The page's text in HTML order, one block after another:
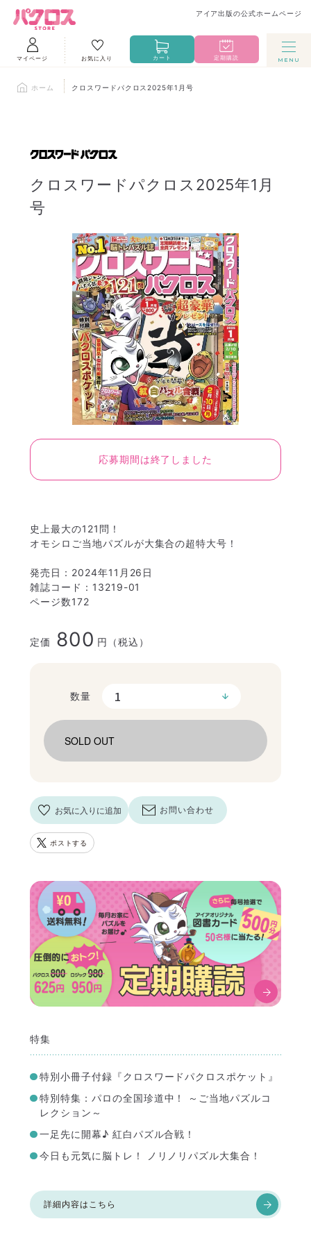
アイア出版の公式ホームページ
マイページ お気に入り カート 定期購読
ホーム クロスワードパクロス2025年1月号
クロスワードパクロス2025年1月
号
史上最大の121問！
オモシロご当地パズルが大集合の超特大号！
発売日：2024年11月26日
雑誌コード：13219-01
ページ数172
定価 800 円（税込）
数量
SOLD OUT
お気に入りに追加 お問い合わせ
ポストする
応募期間は終了しました
特集
特別小冊子付録『クロスワードパクロスポケット』
特別特集：パロの全国珍道中！ ～ご当地パズルコ
レクション～
一足先に開幕♪ 紅白パズル合戦！
今日も元気に脳トレ！ ノリノリパズル大集合！
詳細内容はこちら